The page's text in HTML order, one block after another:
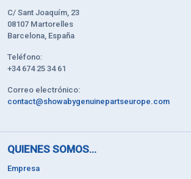
C/ Sant Joaquím, 23
08107 Martorelles
Barcelona, España
Teléfono:
+34 674 25 34 61
Correo electrónico:
contact@showabygenuinepartseurope.com
QUIENES SOMOS...
Empresa